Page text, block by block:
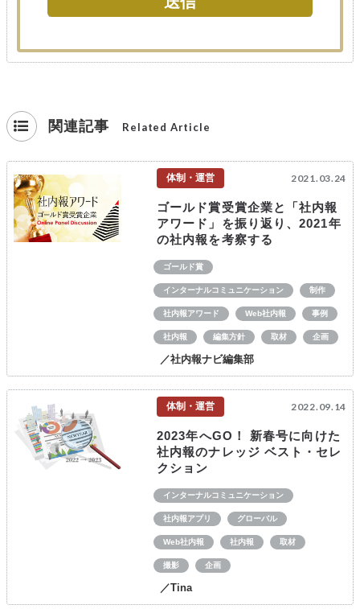
関連記事 Related Article
体制・運営 2021.03.24
ゴールド賞受賞企業と「社内報
アワード」を振り返り、2021年
の社内報を考察する
ゴールド賞
インターナルコミュニケーション 制作
社内報アワード Web社内報 事例
社内報 編集方針 取材 企画
／社内報ナビ編集部
体制・運営 2022.09.14
2023年へGO！ 新春号に向けた
社内報のナレッジ ベスト・セレ
クション
インターナルコミュニケーション
社内報アプリ グローバル
Web社内報 社内報 取材
撮影 企画
／Tina